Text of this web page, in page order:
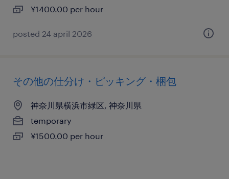
¥1400.00 per hour
posted 24 april 2026
その他の仕分け・ピッキング・梱包
神奈川県横浜市緑区, 神奈川県
temporary
¥1500.00 per hour